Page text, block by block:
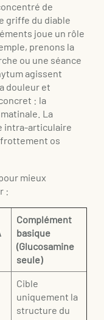
de
griffe du diable
joue un rôle
prenons la
ou une séance
agissent
douleur et
: la
La
intra-articulaire
os
mieux
:
Complément
basique
(Glucosamine
seule)
Cible
uniquement la
structure du